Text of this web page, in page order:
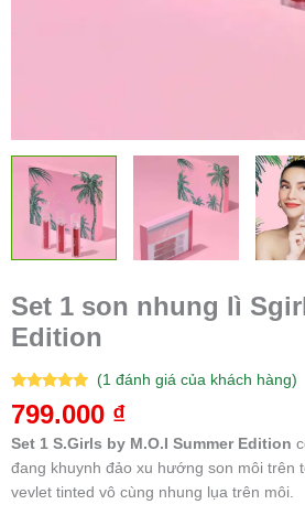
Set 1 son nhung lì
Edition
5.00 trên 5
dựa trên
1
(1đánh giá của khách hàng)
799.000 ₫
Set 1 S.Girls by M.O.I Summer Edition
đang khuynh đảo xu hướng son môi trên
vevlet tinted vô cùng nhung lụa trên môi.